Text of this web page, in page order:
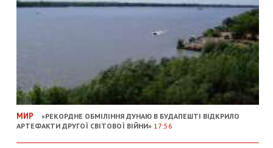
МИР
«РЕКОРДНЕ ОБМІЛІННЯ ДУНАЮ В БУДАПЕШТІ ВІДКРИЛО
АРТЕФАКТИ ДРУГОЇ СВІТОВОЇ ВІЙНИ» 17:56